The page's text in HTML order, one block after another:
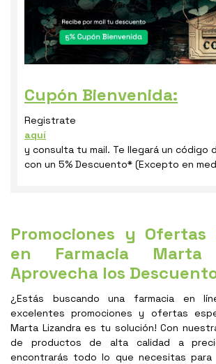
Cupón Bienvenida:
Registrate
aquí
y consulta tu mail. Te llegará un código
con un 5% Descuento* (Excepto en
Promociones y Ofertas
en Farmacia Marta
Aprovecha los
¿Estás buscando una farmacia en
excelentes promociones y ofertas
Marta Lizandra es tu solución! Con
de productos de alta calidad a
encontrarás todo lo que necesitas